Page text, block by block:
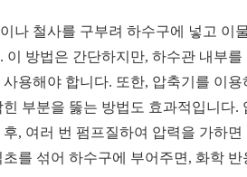
나 철사를 구부려 하수구에 넣고 이
이 방법은 간단하지만, 하수관 내부
사용해야 합니다. 또한, 압축기를 이
힌 부분을 뚫는 방법도 효과적입니다.
후, 여러 번 펌프질하여 압력을 가하
초를 섞어 하수구에 부어주면, 화학